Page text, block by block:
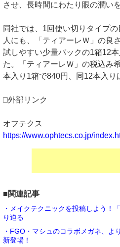
させ、長時間にわたり眼の潤い
同社では、1回使い切りタイプ
人にも、「ティアーレＷ」の良
試しやすい少量パックの1箱12
た。「ティアーレＷ」の税込み
本入り1箱で840円、同12本入り
□外部リンク
オフテクス
https://www.ophtecs.co.jp/
■関連記事
・メイクテクニックを投稿しよう！
り迫る
・FGO・マシュのコラボメガネ、よ
新登場！